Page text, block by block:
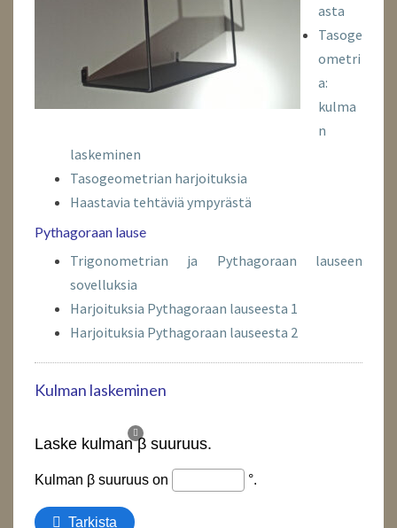
asta
Tasoge
ometri
a:
kulma
n
laskeminen
Tasogeometrian harjoituksia
Haastavia tehtäviä ympyrästä
Pythagoraan lause
Trigonometrian ja Pythagoraan lauseen
sovelluksia
Harjoituksia Pythagoraan lauseesta 1
Harjoituksia Pythagoraan lauseesta 2
Kulman laskeminen